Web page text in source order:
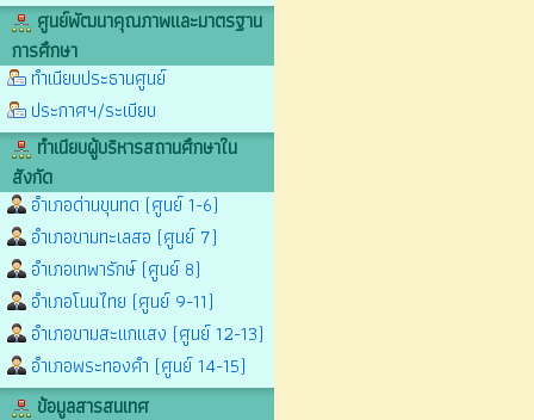
ศูนย์พัฒนาคุณภาพและมาตรฐาน
การศึกษา
ทำเนียบประธานศูนย์
ประกาศฯ/ระเบียบ
ทำเนียบผู้บริหารสถานศึกษาใน
สังกัด
อำเภอด่านขุนทด (ศูนย์ 1-6)
อำเภอขามทะเลสอ (ศูนย์ 7)
อำเภอเทพารักษ์ (ศูนย์ 8)
อำเภอโนนไทย (ศูนย์ 9-11)
อำเภอขามสะแกแสง (ศูนย์ 12-13)
อำเภอพระทองคำ (ศูนย์ 14-15)
ข้อมูลสารสนเทศ